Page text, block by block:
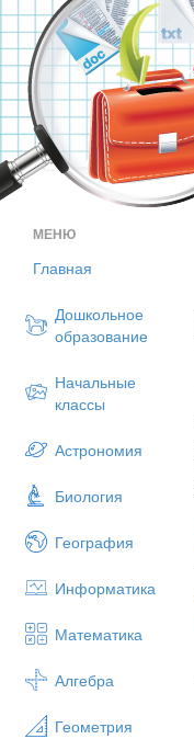
МЕНЮ
Главная
Дошкольное
образование
Начальные
классы
Астрономия
Биология
География
Информатика
Математика
Алгебра
Геометрия